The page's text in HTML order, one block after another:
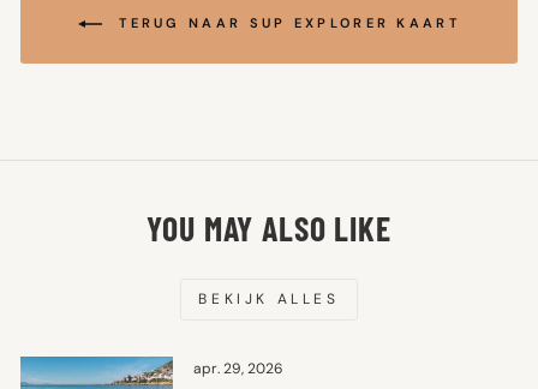
TERUG NAAR SUP EXPLORER KAART
YOU MAY ALSO LIKE
BEKIJK ALLES
apr. 29, 2026